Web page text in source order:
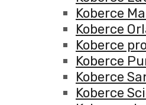
Koberce
Koberce
Koberce
Koberce
Koberce
Koberce